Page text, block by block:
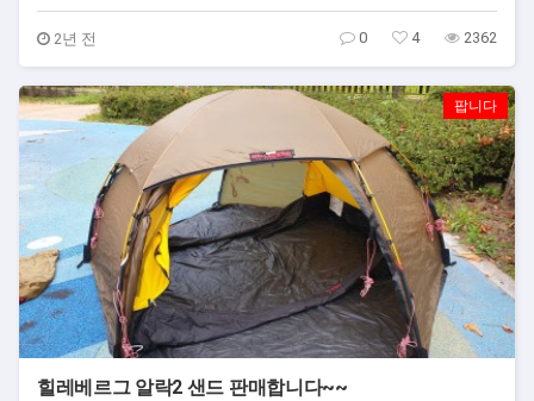
2년 전 0 4 2362
팝니다
힐레베르그 알락2 샌드 판매합니다~~